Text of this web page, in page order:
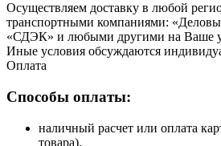
Осуществляем доставку в любой
транспортными компаниями:
«СДЭК» и любыми другими на Ваше
Иные условия обсуждаются
Оплата
Способы оплаты:
наличный расчет или оплата
товара).